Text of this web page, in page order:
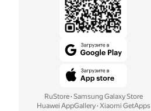
RuStore· Samsung Galaxy Store
Huawei AppGallery· Xiaomi GetApps